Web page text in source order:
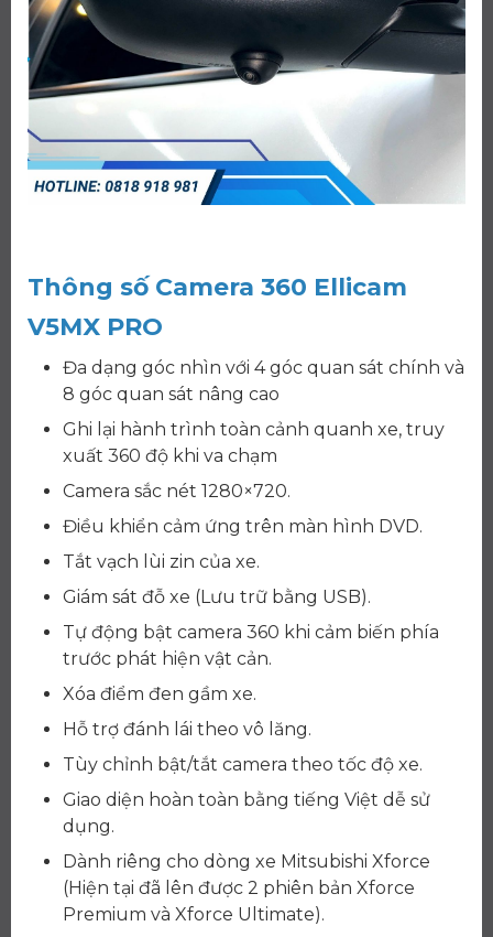
Thông số Camera 360 Ellicam
V5MX PRO
Đa dạng góc nhìn với 4 góc quan sát chính và
8 góc quan sát nâng cao
Ghi lại hành trình toàn cảnh quanh xe, truy
xuất 360 độ khi va chạm
Camera sắc nét 1280×720.
Điều khiển cảm ứng trên màn hình DVD.
Tắt vạch lùi zin của xe.
Giám sát đỗ xe (Lưu trữ bằng USB).
Tự động bật camera 360 khi cảm biến phía
trước phát hiện vật cản.
Xóa điểm đen gầm xe.
Hỗ trợ đánh lái theo vô lăng.
Tùy chỉnh bật/tắt camera theo tốc độ xe.
Giao diện hoàn toàn bằng tiếng Việt dễ sử
dụng.
Dành riêng cho dòng xe Mitsubishi Xforce
(Hiện tại đã lên được 2 phiên bản Xforce
Premium và Xforce Ultimate).